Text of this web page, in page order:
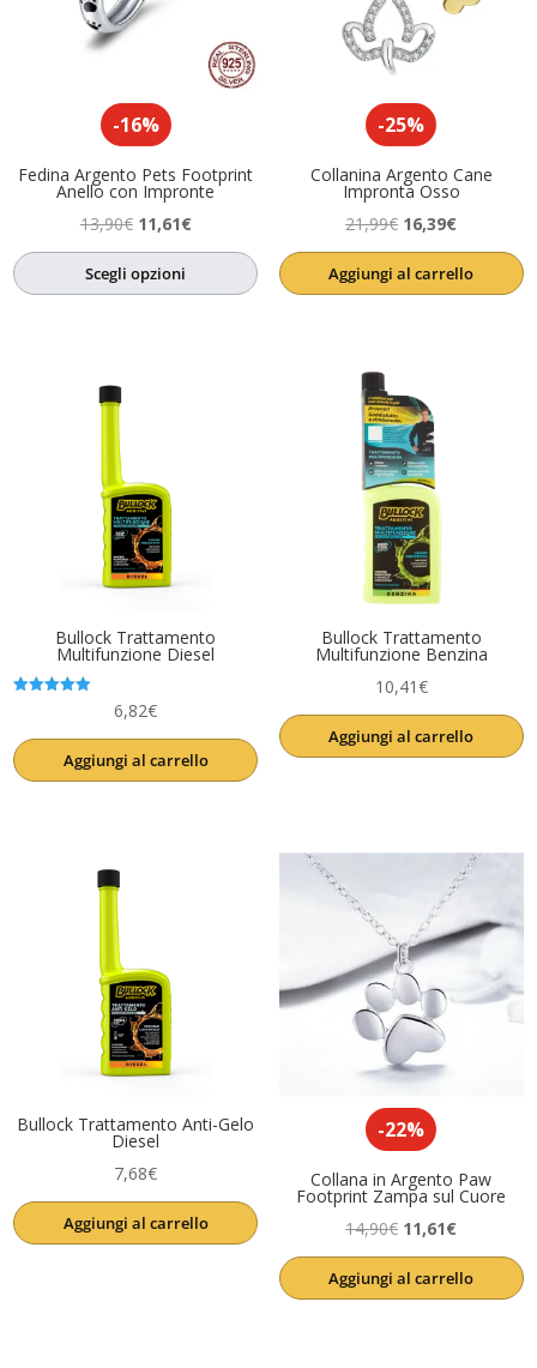
-16%
Fedina Argento Pets Footprint
Anello con Impronte
13,90€ Il
prezzo
originale
11,61€Il
prezzo
Scegli opzioni
-25%
Collanina Argento Cane
Impronta Osso
21,99€ Il
prezzo
originale
16,39€Il
prezzo
attuale
Aggiungi al carrello
Bullock Trattamento
Multifunzione Diesel
6,82€
Aggiungi al carrello
Bullock Trattamento
Multifunzione Benzina
10,41€
Aggiungi al carrello
Bullock Trattamento Anti-Gelo
Diesel
7,68€
Aggiungi al carrello
-22%
Collana in Argento Paw
Footprint Zampa sul Cuore
14,90€ Il
prezzo
originale
11,61€Il
prezzo
attuale
Aggiungi al carrello